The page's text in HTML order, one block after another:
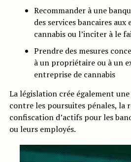
Recommander à une
des services bancaires aux
cannabis ou l’inciter à le
Prendre des mesures
à un propriétaire ou à un
entreprise de cannabis
La législation crée également
contre les poursuites pénales, la
confiscation d’actifs pour les
ou leurs employés.